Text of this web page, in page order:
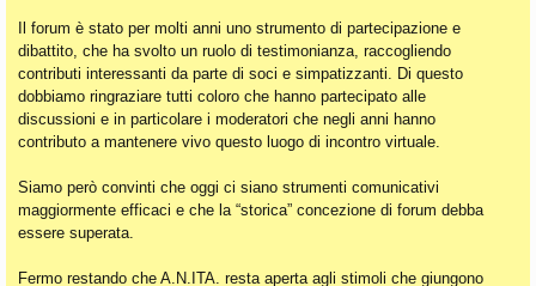
ti
Ra
pi
di
Il forum è stato per molti anni uno strumento di partecipazione e
dibattito, che ha svolto un ruolo di testimonianza, raccogliendo
contributi interessanti da parte di soci e simpatizzanti. Di questo
dobbiamo ringraziare tutti coloro che hanno partecipato alle
discussioni e in particolare i moderatori che negli anni hanno
contributo a mantenere vivo questo luogo di incontro virtuale.
Siamo però convinti che oggi ci siano strumenti comunicativi
maggiormente efficaci e che la “storica” concezione di forum debba
essere superata.
Fermo restando che A.N.ITA. resta aperta agli stimoli che giungono